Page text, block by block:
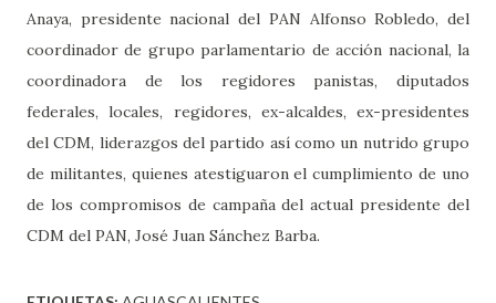
Anaya, presidente nacional del PAN Alfonso Robledo, del
coordinador de grupo parlamentario de acción nacional, la
coordinadora de los regidores panistas, diputados
federales, locales, regidores, ex-alcaldes, ex-presidentes
del CDM, liderazgos del partido así como un nutrido grupo
de militantes, quienes atestiguaron el cumplimiento de uno
de los compromisos de campaña del actual presidente del
CDM del PAN, José Juan Sánchez Barba.